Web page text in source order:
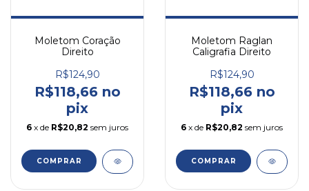
Moletom Coração
Direito
R$124,90
R$118,66 no
pix
6 x de R$20,82 sem juros
COMPRAR
Moletom Raglan
Caligrafia Direito
R$124,90
R$118,66 no
pix
6 x de R$20,82 sem juros
COMPRAR